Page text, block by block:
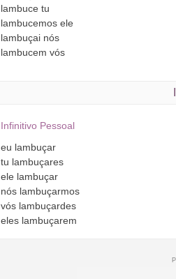
lambuce tu
lambucemos ele
lambuçai nós
lambucem vós
Infinitivo Pessoal
eu lambuçar
tu lambuçares
ele lambuçar
nós lambuçarmos
vós lambuçardes
eles lambuçarem